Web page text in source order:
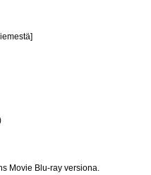
Movie Blu-ray versiona.